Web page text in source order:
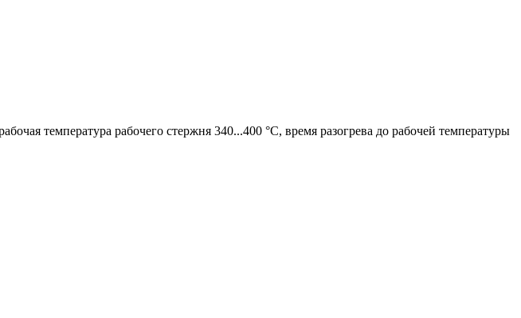
температура рабочего стержня 340...400 °С, время разогрева до рабочей температуры